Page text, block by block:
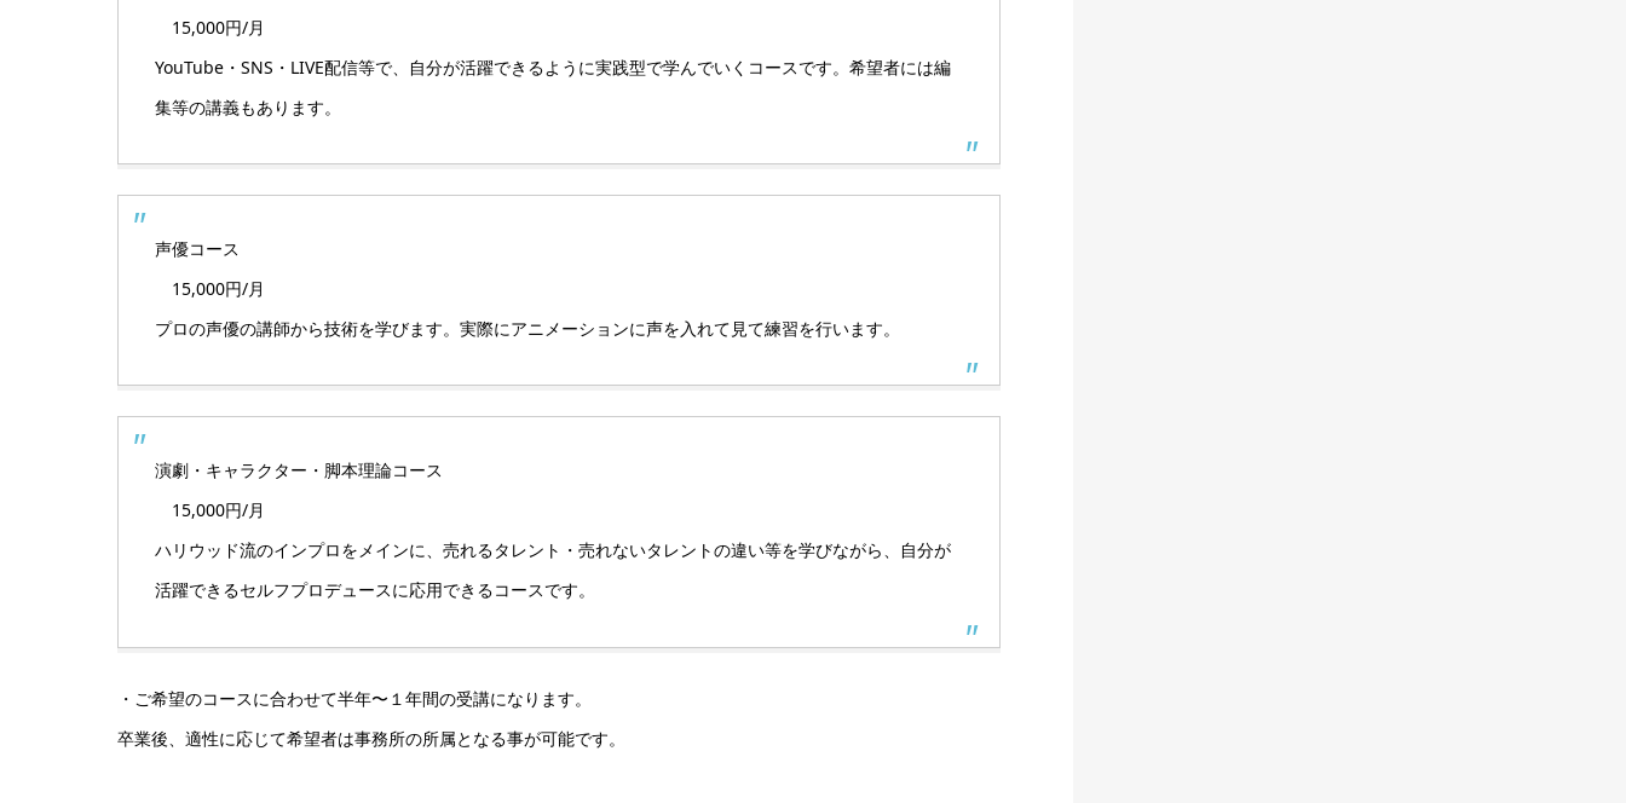
15,000円/月
YouTube・SNS・LIVE配信等で、自分が活躍できるように実践型で学んでいくコースです。希望者には編
集等の講義もあります。
声優コース
15,000円/月
プロの声優の講師から技術を学びます。実際にアニメーションに声を入れて見て練習を行います。
演劇・キャラクター・脚本理論コース
15,000円/月
ハリウッド流のインプロをメインに、売れるタレント・売れないタレントの違い等を学びながら、自分が
活躍できるセルフプロデュースに応用できるコースです。
・ご希望のコースに合わせて半年〜１年間の受講になります。
卒業後、適性に応じて希望者は事務所の所属となる事が可能です。